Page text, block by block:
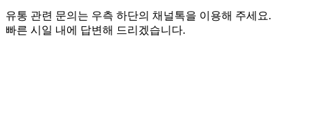
유통 관련 문의는 우측 하단의 채널톡을 이용해 주세요.
빠른 시일 내에 답변해 드리겠습니다.